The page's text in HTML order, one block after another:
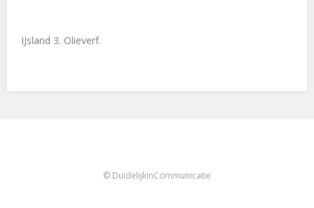
IJsland 3. Olieverf.
© DuidelijkinCommunicatie